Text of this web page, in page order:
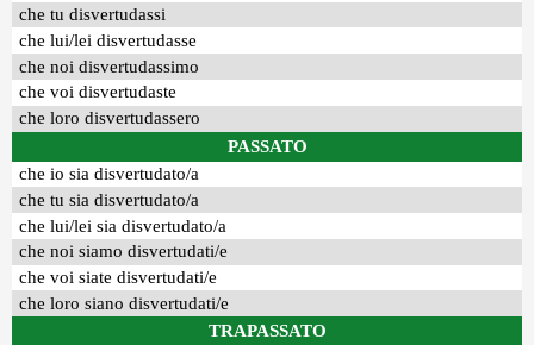
che tu disvertudassi
che lui/lei disvertudasse
che noi disvertudassimo
che voi disvertudaste
che loro disvertudassero
PASSATO
che io sia disvertudato/a
che tu sia disvertudato/a
che lui/lei sia disvertudato/a
che noi siamo disvertudati/e
che voi siate disvertudati/e
che loro siano disvertudati/e
TRAPASSATO